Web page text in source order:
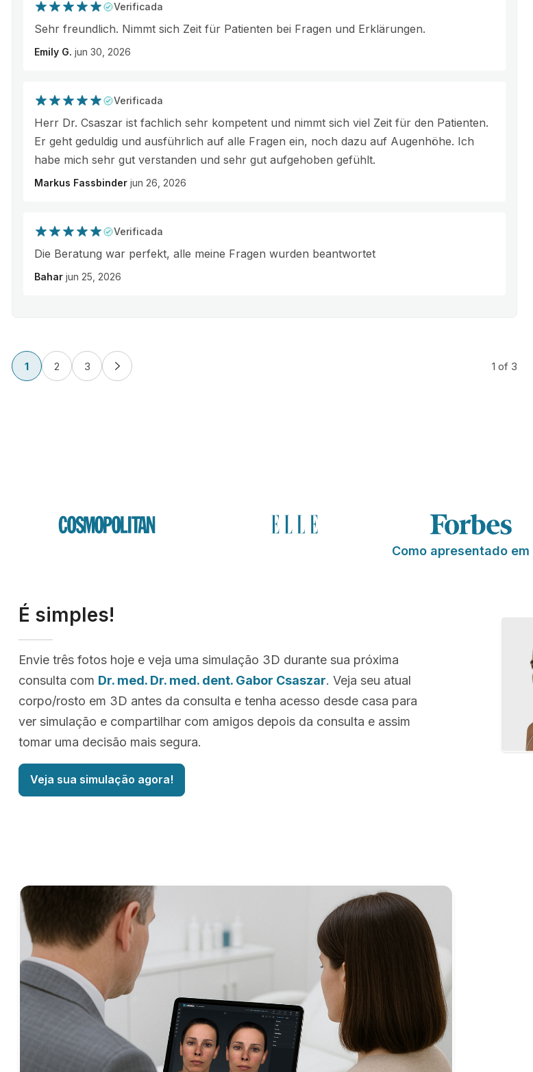
Verificada
Sehr freundlich. Nimmt sich Zeit für Patienten bei Fragen und Erklärungen.
Emily G. jun 30, 2026
Verificada
Herr Dr. Csaszar ist fachlich sehr kompetent und nimmt sich viel Zeit für den Patienten.
Er geht geduldig und ausführlich auf alle Fragen ein, noch dazu auf Augenhöhe. Ich
habe mich sehr gut verstanden und sehr gut aufgehoben gefühlt.
Markus Fassbinder jun 26, 2026
Verificada
Die Beratung war perfekt, alle meine Fragen wurden beantwortet
Bahar jun 25, 2026
1 2 3 1 of 3
Como apresentado em
É simples!
Envie três fotos hoje e veja uma simulação 3D durante sua próxima
consulta com Dr. med. Dr. med. dent. Gabor Csaszar. Veja seu atual
corpo/rosto em 3D antes da consulta e tenha acesso desde casa para
ver simulação e compartilhar com amigos depois da consulta e assim
tomar uma decisão mais segura.
Veja sua simulação agora!